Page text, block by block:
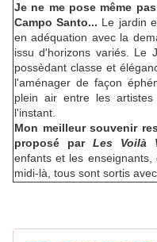
Je ne me pose même
Campo Santo... Le jardin
en adéquation avec la
issu d'horizons variés. Le
possèdant classe et
l'aménager de façon
plein air entre les
l'instant.
Mon meilleur souvenir
proposé par Les Voilà
enfants et les
midi-là, tous sont sortis